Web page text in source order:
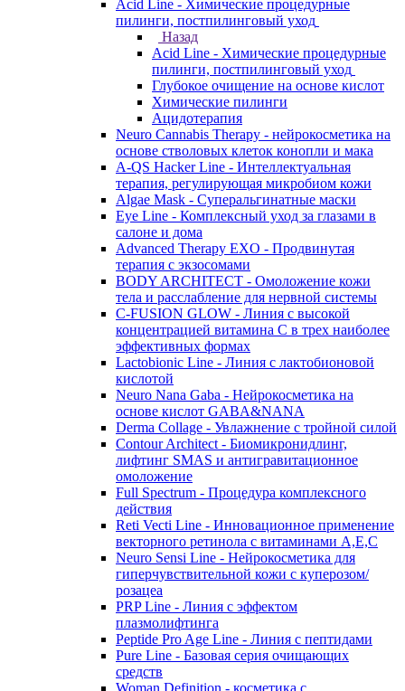
Acid Line - Химические процедурные
пилинги, постпилинговый уход
Назад
Acid Line - Химические процедурные
пилинги, постпилинговый уход
Глубокое очищение на основе кислот
Химические пилинги
Ацидотерапия
Neuro Cannabis Therapy - нейрокосметика на
основе стволовых клеток конопли и мака
A-QS Hacker Line - Интеллектуальная
терапия, регулирующая микробиом кожи
Algae Mask - Суперальгинатные маски
Eye Line - Комплексный уход за глазами в
салоне и дома
Advanced Therapy EXO - Продвинутая
терапия с экзосомами
BODY ARCHITECT - Омоложение кожи
тела и расслабление для нервной системы
C-FUSION GLOW - Линия с высокой
концентрацией витамина C в трех наиболее
эффективных формах
Lactobionic Line - Линия с лактобионовой
кислотой
Neuro Nana Gaba - Нейрокосметика на
основе кислот GABA&NANA
Derma Collage - Увлажнение с тройной силой
Contour Architect - Биомикронидлинг,
лифтинг SMAS и антигравитационное
омоложение
Full Spectrum - Процедура комплексного
действия
Reti Vecti Line - Инновационное применение
векторного ретинола с витаминами A,Е,С
Neuro Sensi Line - Нейрокосметика для
гиперчувствительной кожи с куперозом/
розацеа
PRP Line - Линия с эффектом
плазмолифтинга
Peptide Pro Age Line - Линия с пептидами
Pure Line - Базовая серия очищающих
средств
Woman Definition - косметика с